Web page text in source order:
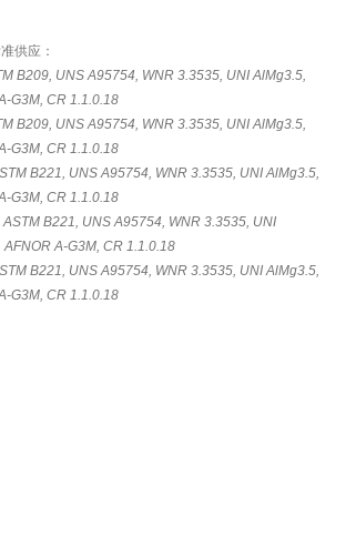
供应：
B209, UNS A95754, WNR 3.3535, UNI AlMg3.5,
G3M, CR 1.1.0.18
B209, UNS A95754, WNR 3.3535, UNI AlMg3.5,
G3M, CR 1.1.0.18
B221, UNS A95754, WNR 3.3535, UNI AlMg3.5,
G3M, CR 1.1.0.18
ASTM B221, UNS A95754, WNR 3.3535, UNI
A-G3M, CR 1.1.0.18
B221, UNS A95754, WNR 3.3535, UNI AlMg3.5,
G3M, CR 1.1.0.18